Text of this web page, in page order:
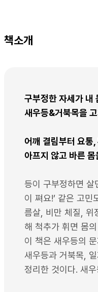
책소개
구부정한 자세가 내
새우등&거북목을
어깨 결림부터 요통
아프지 않고 바른
등이 구부정하면 살
이 쪄요!’ 같은 고
름살, 비만 체질, 위
해 척추가 휘면 몸
이 책은 새우등의
새우등과 거북목,
정리한 것이다. 새